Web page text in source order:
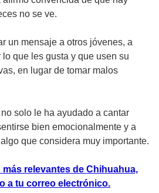
no se ve.
un mensaje a otros jóvenes, a
que les gusta y que usen su
en lugar de tomar malos
no solo le ha ayudado a cantar
bien emocionalmente y a
que considera muy importante.
relevantes de Chihuahua,
a tu correo electrónico.